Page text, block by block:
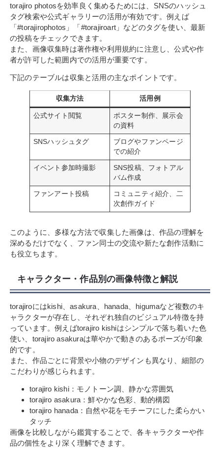
torajiro photosを効率良く集めるためには、SNSのハッシュ
タグ検索や公式ギャラリーの活用が有効です。例えば
「#torajirophotos」「#torajiroart」などのタグを使い、最新
の投稿をチェックできます。
また、画像収集時は著作権や利用規約に注意し、公式や作
者が許可した範囲内での活用が重要です。
下記のテーブルは収集と活用の主なポイントです。
収集方法 活用例
公式サイト閲覧
ポスター制作、展示会
の資料
SNSハッシュタグ
ブログやファンページ
での紹介
イベント参加時撮影
SNS投稿、フォトアル
バム作成
ファンアート投稿
コミュニティ紹介、二
次創作ガイド
このように、多様な方法で収集した画像は、作品の理解を
深めるだけでなく、ファン同士の交流や新たな創作活動に
も役立ちます。
キャラクター・作品別の画像特徴と解説
torajiroにはkishi、asakura、hanada、higumaなど複数のキ
ャラクターが存在し、それぞれ独自のビジュアル特徴を持
っています。例えばtorajiro kishiはシンプルで落ち着いた色
使い、torajiro asakuraは華やかで動きのあるポーズが印象
的です。
また、作品ごとに背景や小物のデザインも異なり、細部の
こだわりが感じられます。
torajiro kishi：モノトーン調、静かな雰囲気
torajiro asakura：鮮やかな色彩、動的構図
torajiro hanada：自然や花をモチーフにした柔らかい
タッチ
画像を比較しながら鑑賞することで、各キャラクターや作
品の個性をより深く理解できます。